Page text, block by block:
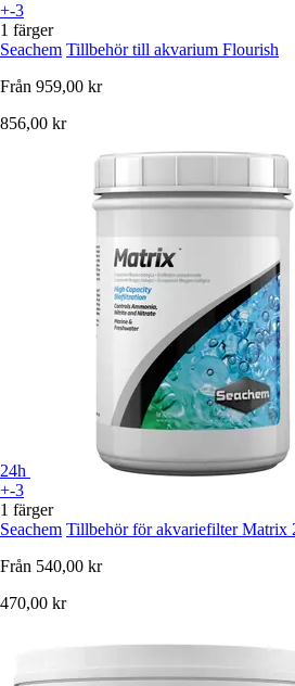
+-3
1 färger
Seachem Tillbehör till akvarium Flourish
Från 959,00 kr
856,00 kr
24h
+-3
1 färger
Seachem Tillbehör för akvariefilter Matrix
Från 540,00 kr
470,00 kr